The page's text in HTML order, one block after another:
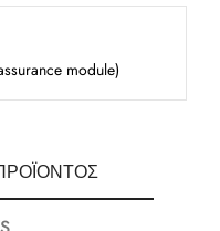
module)